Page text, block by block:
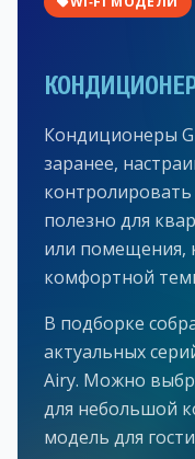
Кондиционеры
заранее,
полезно для
или помещения,
комфортной
В подборке
актуальных
Airy. Можно
для небольшой
модель для